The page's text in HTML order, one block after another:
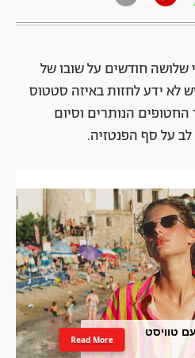
שלושה חודשים על שובו של
לא ידע לחזות באיזה סטטוס
הנותרים וסיום
על סף הפנטזיה.
פסים עם טוויסט
Read More